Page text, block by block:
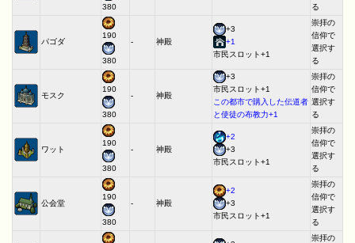
380
る
パゴダ
190
380
- 神殿
+3
+1
市民スロット+1
崇拝の
信仰で
選択す
る
モスク
190
380
- 神殿
+3
市民スロット+1
この都市で購入した伝道者
と使徒の布教力+1
崇拝の
信仰で
選択す
る
ワット
190
380
- 神殿
+2
+3
市民スロット+1
崇拝の
信仰で
選択す
る
公会堂
190
380
- 神殿
+2
+3
市民スロット+1
崇拝の
信仰で
選択す
る
崇拝の